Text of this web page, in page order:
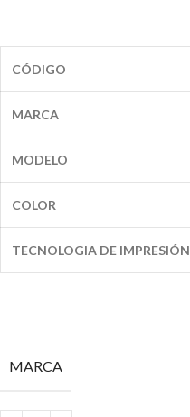
CÓDIGO
MARCA
MODELO
COLOR
TECNOLOGIA DE IMPRESIÓN
MARCA